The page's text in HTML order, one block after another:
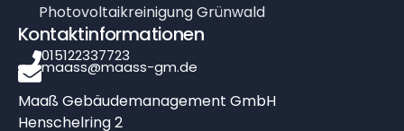
Kontaktinformationen
015122337723
maass@maass-gm.de
Maaß Gebäudemanagement GmbH
Henschelring 2
Photovoltaikreinigung Grünwald